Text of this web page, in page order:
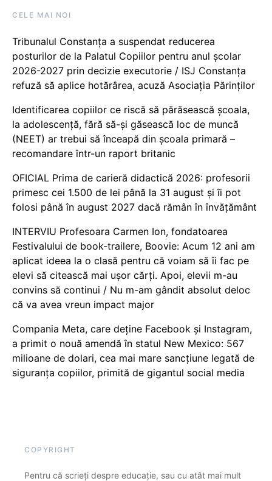
CELE MAI NOI
Tribunalul Constanța a suspendat reducerea
posturilor de la Palatul Copiilor pentru anul școlar
2026-2027 prin decizie executorie / ISJ Constanța
refuză să aplice hotărârea, acuză Asociația Părinților
Identificarea copiilor ce riscă să părăsească școala,
la adolescență, fără să-și găsească loc de muncă
(NEET) ar trebui să înceapă din școala primară –
recomandare într-un raport britanic
OFICIAL Prima de carieră didactică 2026: profesorii
primesc cei 1.500 de lei până la 31 august și îi pot
folosi până în august 2027 dacă rămân în învățământ
INTERVIU Profesoara Carmen Ion, fondatoarea
Festivalului de book-trailere, Boovie: Acum 12 ani am
aplicat ideea la o clasă pentru că voiam să îi fac pe
elevi să citească mai ușor cărți. Apoi, elevii m-au
convins să continui / Nu m-am gândit absolut deloc
că va avea vreun impact major
Compania Meta, care deține Facebook și Instagram,
a primit o nouă amendă în statul New Mexico: 567
milioane de dolari, cea mai mare sancțiune legată de
siguranța copiilor, primită de gigantul social media
COPYRIGHT
Pentru că scrieți despre educație, sau cu atât mai mult